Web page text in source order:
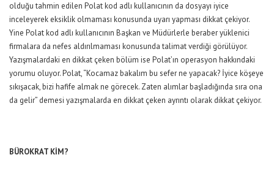
olduğu tahmin edilen Polat kod adlı kullanıcının da dosyayı iyice
inceleyerek eksiklik olmaması konusunda uyarı yapması dikkat çekiyor.
Yine Polat kod adlı kullanıcının Başkan ve Müdürlerle beraber yüklenici
firmalara da nefes aldırılmaması konusunda talimat verdiği görülüyor.
Yazışmalardaki en dikkat çeken bölüm ise Polat’ın operasyon hakkındaki
yorumu oluyor. Polat, “Kocamaz bakalım bu sefer ne yapacak? İyice köşeye
sıkışacak, bizi hafife almak ne görecek. Zaten alımlar başladığında sıra ona
da gelir” demesi yazışmalarda en dikkat çeken ayrıntı olarak dikkat çekiyor.
BÜROKRAT KİM?